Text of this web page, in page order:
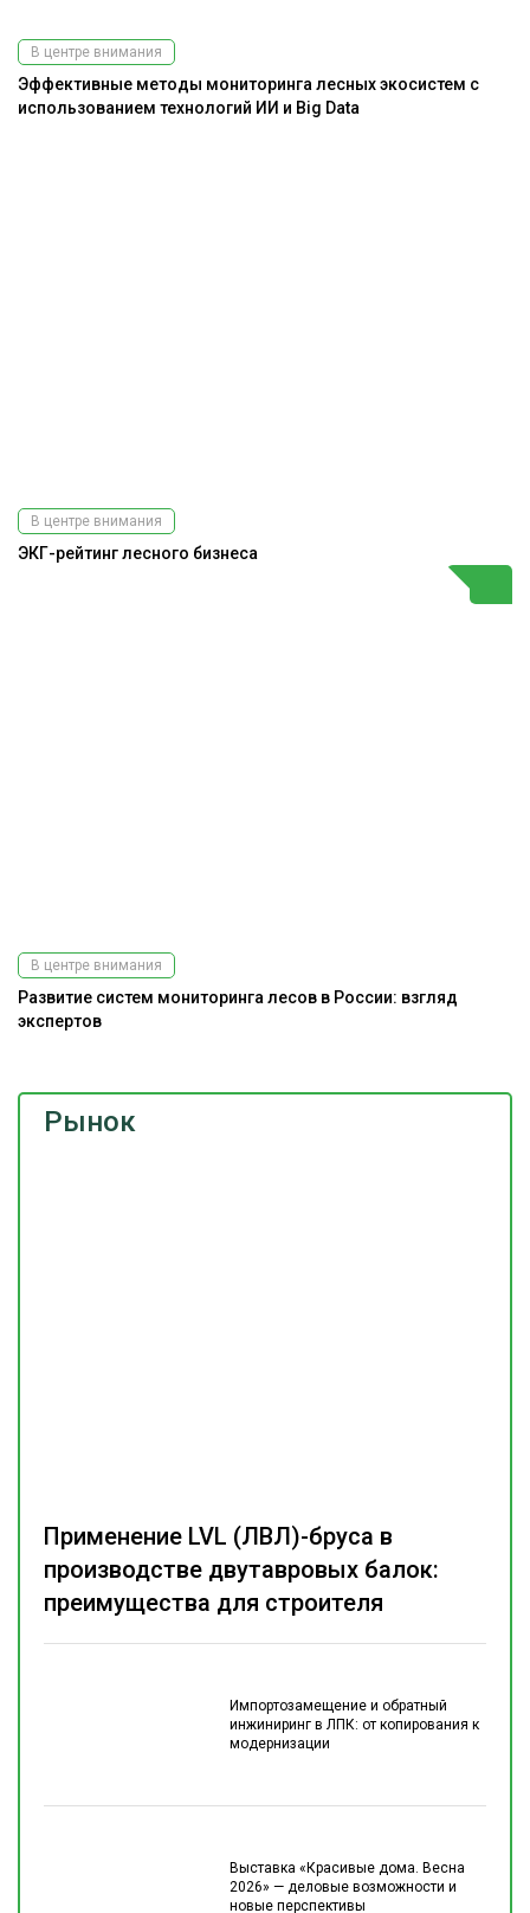
Рынок
Импортозамещение и обратный
инжиниринг в ЛПК: от копирования к
модернизации
Выставка «Красивые дома. Весна
2026» — деловые возможности и
новые перспективы
Применение LVL (ЛВЛ)-бруса в
производстве двутавровых балок:
преимущества для строителя
В центре внимания
Эффективные методы мониторинга лесных экосистем с
использованием технологий ИИ и Big Data
В центре внимания
ЭКГ-рейтинг лесного бизнеса
В центре внимания
Развитие систем мониторинга лесов в России: взгляд
экспертов